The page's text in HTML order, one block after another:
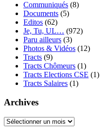
Communiqués (8)
Documents (5)
Editos (62)
Je, Tu, UL… (972)
Paru ailleurs (3)
Photos & Vidéos (12)
Tracts (9)
Tracts Chômeurs (1)
Tracts Elections CSE (1)
Tracts Salaires (1)
Archives
Archives